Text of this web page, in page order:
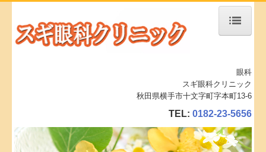
ホーム
白内障とは？
眼科
スギ眼科クリニック
秋田県横手市十文字町字本町13-6
TEL: 0182-23-5656